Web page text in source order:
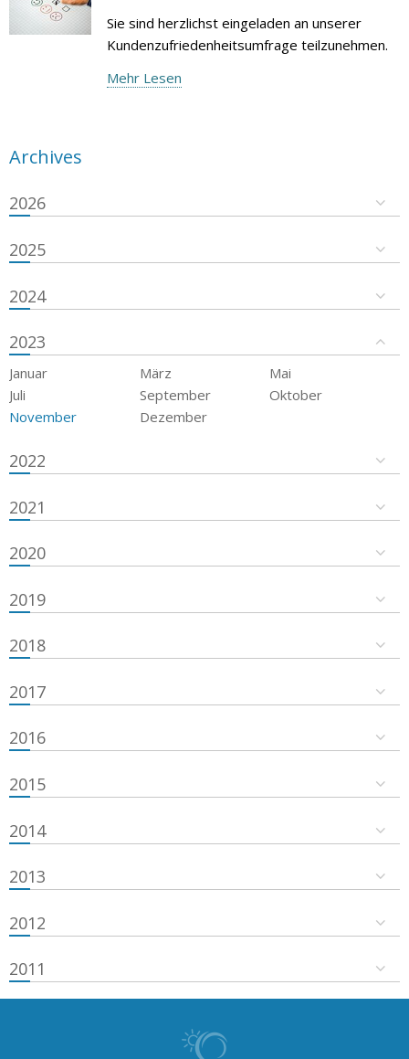
Sie sind herzlichst eingeladen an unserer
Kundenzufriedenheitsumfrage teilzunehmen.
Mehr Lesen
Archives
2026
2025
2024
2023
Januar März
Mai
Juli
September
Oktober
November
Dezember
2022
2021
2020
2019
2018
2017
2016
2015
2014
2013
2012
2011